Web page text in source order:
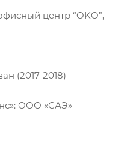
центр “OKO”,
(2017-2018)
ООО «САЭ»